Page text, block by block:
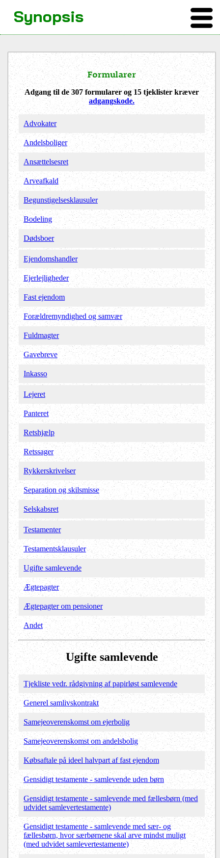
Formularer
Adgang til de 307 formularer og 15 tjeklister kræver
adgangskode.
Advokater
Andelsboliger
Ansættelsesret
Arveafkald
Begunstigelsesklausuler
Bodeling
Dødsboer
Ejendomshandler
Ejerlejligheder
Fast ejendom
Forældremyndighed og samvær
Fuldmagter
Gavebreve
Inkasso
Lejeret
Panteret
Retshjælp
Retssager
Rykkerskrivelser
Separation og skilsmisse
Selskabsret
Testamenter
Testamentsklausuler
Ugifte samlevende
Ægtepagter
Ægtepagter om pensioner
Andet
Ugifte samlevende
Tjekliste vedr. rådgivning af papirløst samlevende
Generel samlivskontrakt
Samejeoverenskomst om ejerbolig
Samejeoverenskomst om andelsbolig
Købsaftale på ideel halvpart af fast ejendom
Gensidigt testamente - samlevende uden børn
Gensidigt testamente - samlevende med fællesbørn (med
udvidet samlevertestamente)
Gensidigt testamente - samlevende med sær- og
fællesbørn, hvor særbørnene skal arve mindst muligt
(med udvidet samlevertestamente)
Synopsis